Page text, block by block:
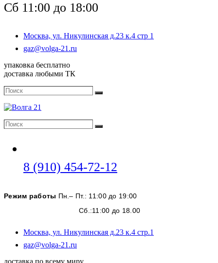
Сб 11:00 до 18:00
Москва, ул. Никулинская д.23 к.4 стр 1
gaz@volga-21.ru
упаковка бесплатно
доставка любыми ТК
Поиск
Поиск
Поиск
Поиск
8 (910) 454-72-12
вашем
приложении
Режим работы Пн.– Пт.: 11:00 до 19:00
Сб.:11:00 до 18.00
Москва, ул. Никулинская д.23 к.4 стр.1
gaz@volga-21.ru
доставка по всему миру